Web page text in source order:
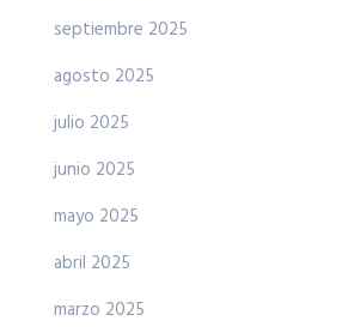
septiembre 2025
agosto 2025
julio 2025
junio 2025
mayo 2025
abril 2025
marzo 2025